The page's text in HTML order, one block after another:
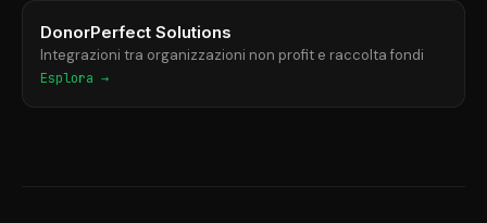
DonorPerfect Solutions
Integrazioni tra organizzazioni non profit e raccolta fondi
Esplora →